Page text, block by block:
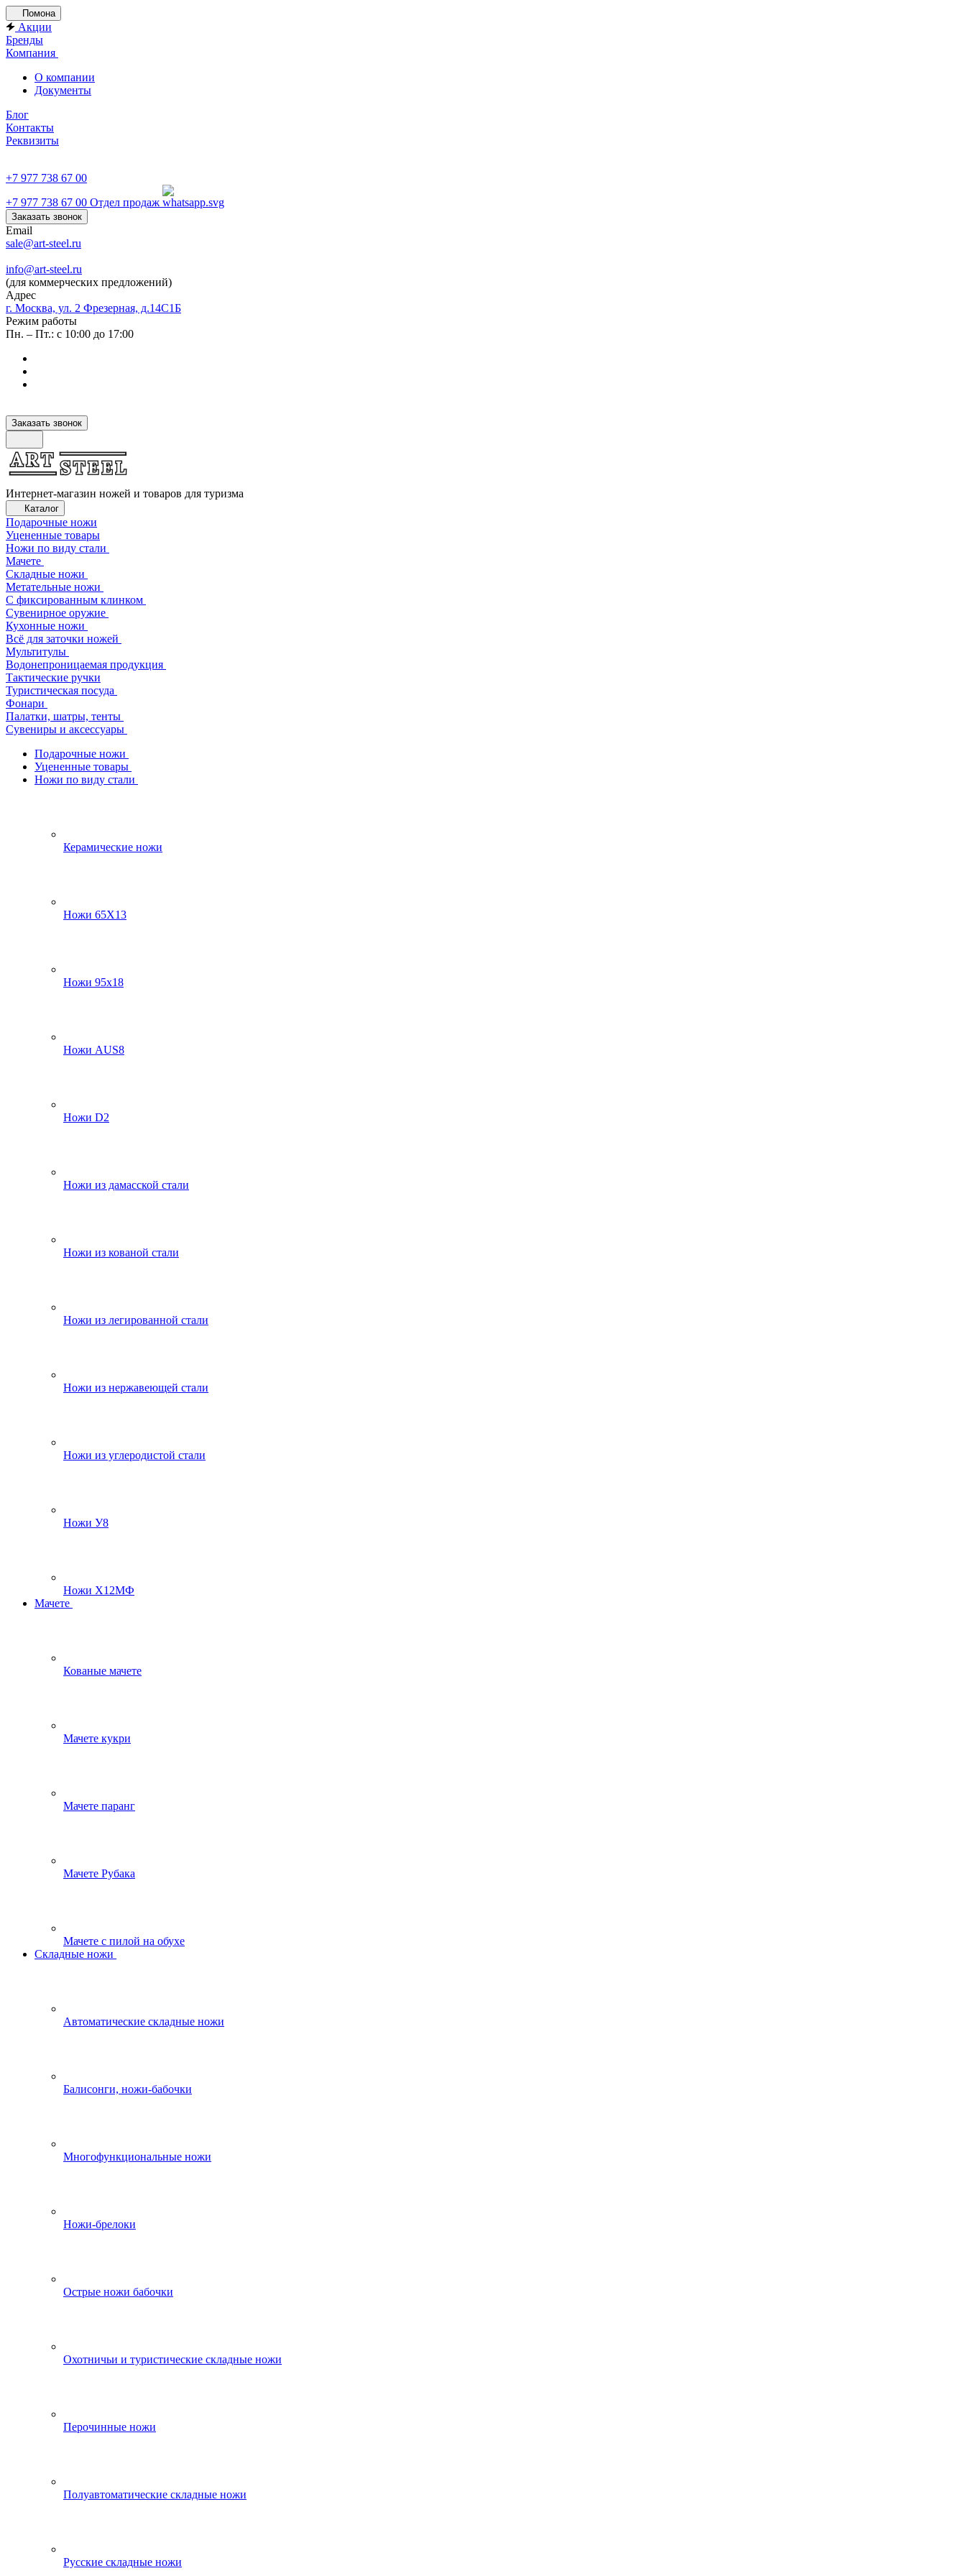
Помона
Акции
Бренды
Компания
О компании
Документы
Блог
Контакты
Реквизиты
+7 977 738 67 00
+7 977 738 67 00 Отдел продаж
Заказать звонок
Email
sale@art-steel.ru
info@art-steel.ru
(для коммерческих предложений)
Адрес
г. Москва, ул. 2 Фрезерная, д.14С1Б
Режим работы
Пн. – Пт.: с 10:00 до 17:00
Заказать звонок
Интернет-магазин ножей и товаров для туризма
Каталог
Подарочные ножи
Уцененные товары
Ножи по виду стали
Мачете
Складные ножи
Метательные ножи
С фиксированным клинком
Сувенирное оружие
Кухонные ножи
Всё для заточки ножей
Мультитулы
Водонепроницаемая продукция
Тактические ручки
Туристическая посуда
Фонари
Палатки, шатры, тенты
Сувениры и аксессуары
Подарочные ножи
Уцененные товары
Ножи по виду стали
Керамические ножи
Ножи 65Х13
Ножи 95х18
Ножи AUS8
Ножи D2
Ножи из дамасской стали
Ножи из кованой стали
Ножи из легированной стали
Ножи из нержавеющей стали
Ножи из углеродистой стали
Ножи У8
Ножи Х12МФ
Мачете
Кованые мачете
Мачете кукри
Мачете паранг
Мачете Рубака
Мачете с пилой на обухе
Складные ножи
Автоматические складные ножи
Балисонги, ножи-бабочки
Многофункциональные ножи
Ножи-брелоки
Острые ножи бабочки
Охотничьи и туристические складные ножи
Перочинные ножи
Полуавтоматические складные ножи
Русские складные ножи